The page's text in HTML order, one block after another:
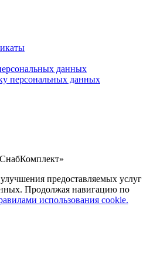
данных
персональных данных
предоставляемых услуг
Продолжая навигацию по
использования cookie.